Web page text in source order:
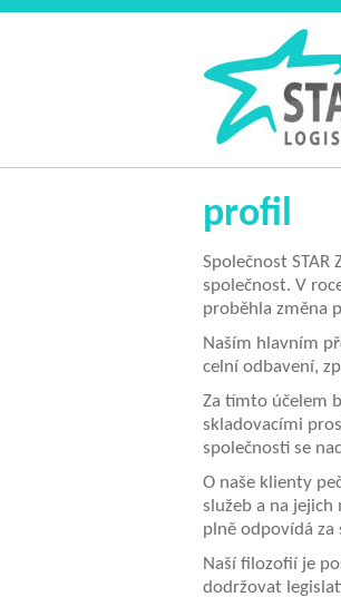
profil
Společnost
společnost. V
proběhla změna
Naším hlavním
celní odbavení,
Za tímto účelem
skladovacími
společnosti se
O naše klienty
služeb a na jejich
plně odpovídá za
Naší filozofií je
dodržovat